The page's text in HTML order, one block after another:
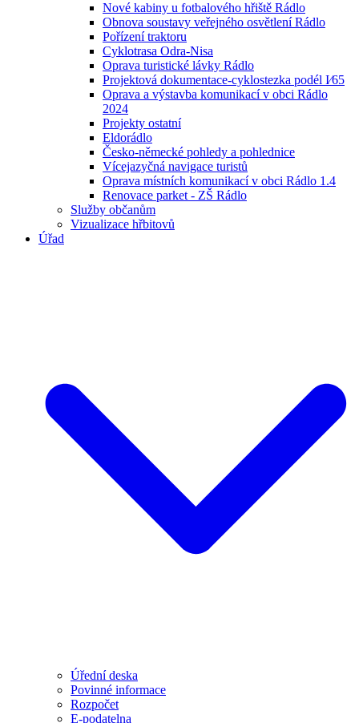
Nové kabiny u fotbalového hřiště Rádlo
Obnova soustavy veřejného osvětlení Rádlo
Pořízení traktoru
Cyklotrasa Odra-Nisa
Oprava turistické lávky Rádlo
Projektová dokumentace-cyklostezka podél I⁄65
Oprava a výstavba komunikací v obci Rádlo
2024
Projekty ostatní
Eldorádlo
Česko-německé pohledy a pohlednice
Vícejazyčná navigace turistů
Oprava místních komunikací v obci Rádlo 1.4
Renovace parket - ZŠ Rádlo
Služby občanům
Vizualizace hřbitovů
Úřad
Úřední deska
Povinné informace
Rozpočet
E-podatelna